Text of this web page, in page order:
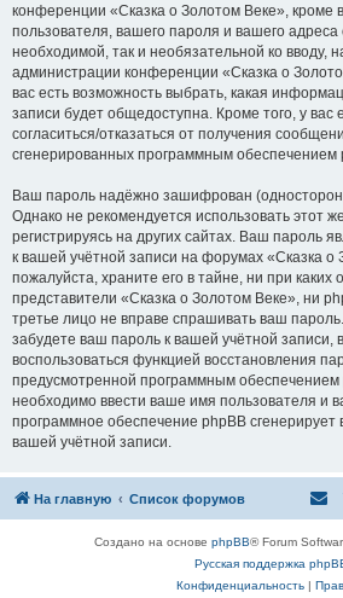
конференции «Сказка о Золотом Веке», кроме
пользователя, вашего пароля и вашего
необходимой, так и необязательной ко вводу,
администрации конференции «Сказка о
вас есть возможность выбрать, какая
записи будет общедоступна. Кроме того, у вас
согласиться/отказаться от получения
сгенерированных программным обеспечением
Ваш пароль надёжно зашифрован
Однако не рекомендуется использовать этот
регистрируясь на других сайтах. Ваш пароль
к вашей учётной записи на форумах «Сказка о
пожалуйста, храните его в тайне, ни при каких
представители «Сказка о Золотом Веке», ни
третье лицо не вправе спрашивать ваш
забудете ваш пароль к вашей учётной записи,
воспользоваться функцией восстановления
предусмотренной программным
необходимо ввести ваше имя пользователя и
программное обеспечение phpBB
вашей учётной записи.
На главную Список форумов
Создано на основе phpBB® Forum
Русская поддержка
Конфиденциальность|